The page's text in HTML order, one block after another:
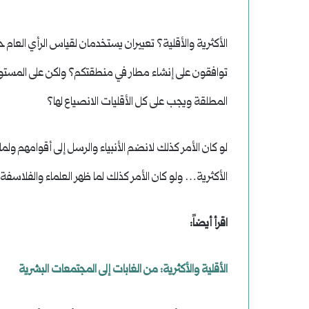
الأكثرية والأقلية؟ تعبيران يستخدمان لقياس الرأي
توافقون على إنشاء مطار في منطقتكم؟ ولكن على
المطلقة ويجب على كل الأقليات الانصياع لها؟
لو كان الأمر كذلك لانضم الأنبياء والرسل إلى أقوامهم
الأكثرية… ولو كان الأمر كذلك لما ظهر العلماء
اقرأ أيضاً:
الأقلية والأكثرية: من الغابات إلى المجتمعات البشرية